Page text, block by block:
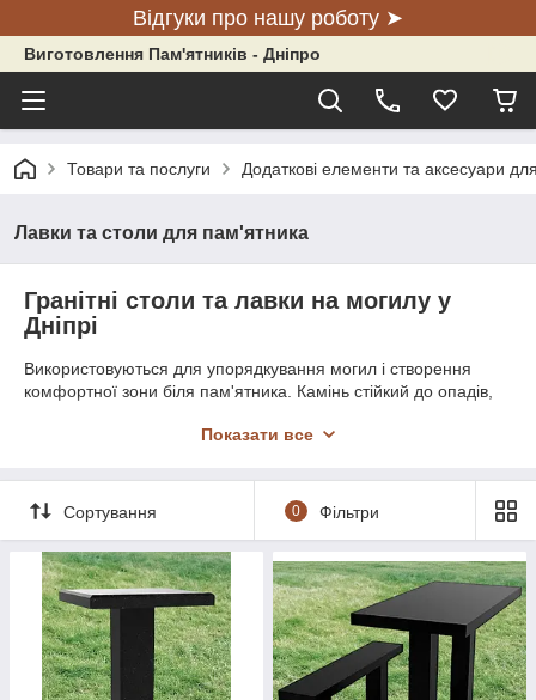
Відгуки про нашу роботу ➤
Виготовлення Пам'ятників - Дніпро
Товари та послуги Додаткові елементи та аксесуари
Лавки та столи для пам'ятника
Гранітні столи та лавки на могилу у
Дніпрі
Використовуються для упорядкування могил і створення
комфортної зони біля пам'ятника. Камінь стійкий до опадів,
вигляд упродовж багатьох років.
Висока міцність і зносостійкість.
Низьке вологопоглинання — приблизно 0,2%.
Стійкість до морозів і перепадів температур.
Не вимагають фарбування та регулярного
обслуговування.
Зберігають колір і поліровану поверхню
десятиліттями.
Показати все
Сортування 0 Фільтри